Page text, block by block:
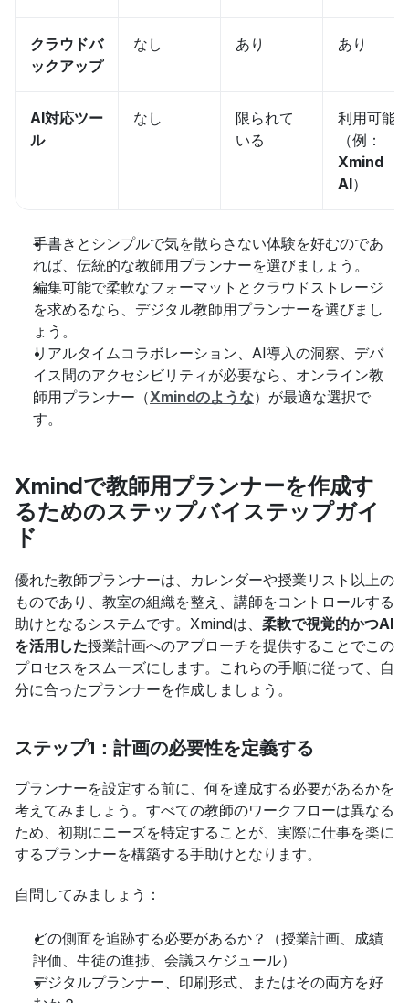
クラウドバ
ックアップ
なし あり あり
AI対応ツー
ル
なし
限られて
いる
利用可能
（例：
Xmind
AI）
手書きとシンプルで気を散らさない体験を好むのであ
れば、伝統的な教師用プランナーを選びましょう。
編集可能で柔軟なフォーマットとクラウドストレージ
を求めるなら、デジタル教師用プランナーを選びまし
ょう。
リアルタイムコラボレーション、AI導入の洞察、デバ
イス間のアクセシビリティが必要なら、オンライン教
師用プランナー（Xmindのような）が最適な選択で
す。
Xmindで教師用プランナーを作成す
るためのステップバイステップガイ
ド
優れた教師プランナーは、カレンダーや授業リスト以上の
ものであり、教室の組織を整え、講師をコントロールする
助けとなるシステムです。Xmindは、 柔軟で視覚的かつAI
を活用した授業計画へのアプローチを提供することでこの
プロセスをスムーズにします。これらの手順に従って、自
分に合ったプランナーを作成しましょう。
ステップ1：計画の必要性を定義する
プランナーを設定する前に、何を達成する必要があるかを
考えてみましょう。すべての教師のワークフローは異なる
ため、初期にニーズを特定することが、実際に仕事を楽に
するプランナーを構築する手助けとなります。
自問してみましょう：
どの側面を追跡する必要があるか？（授業計画、成績
評価、生徒の進捗、会議スケジュール）
デジタルプランナー、印刷形式、またはその両方を好